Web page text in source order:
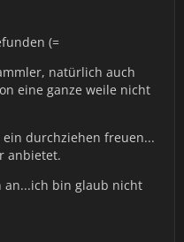
(=
natürlich auch
eine ganze weile nicht
durchziehen freuen...
anbietet.
an...ich bin glaub nicht